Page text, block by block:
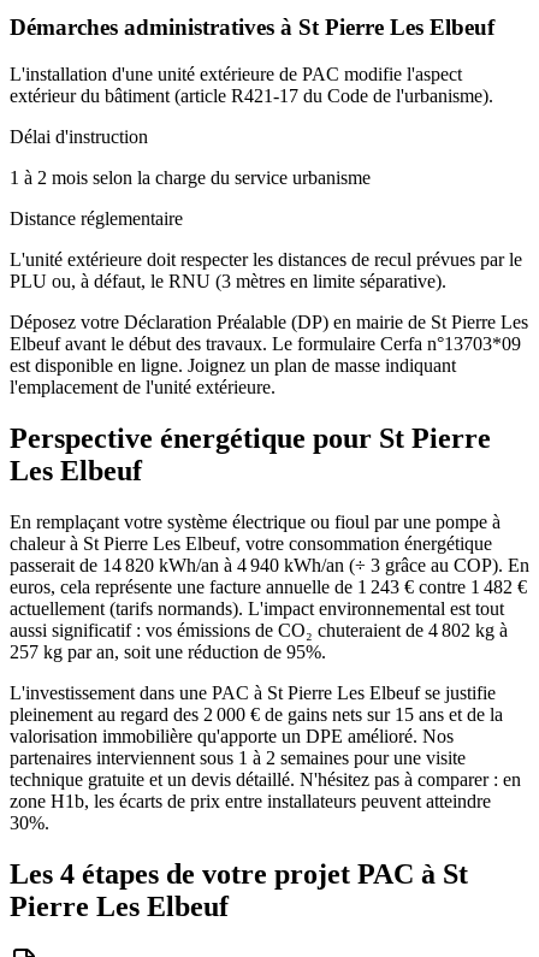
Démarches administratives à St Pierre Les Elbeuf
L'installation d'une unité extérieure de PAC modifie l'aspect
extérieur du bâtiment (article R421-17 du Code de l'urbanisme).
Délai d'instruction
1 à 2 mois selon la charge du service urbanisme
Distance réglementaire
L'unité extérieure doit respecter les distances de recul prévues par le
PLU ou, à défaut, le RNU (3 mètres en limite séparative).
Déposez votre Déclaration Préalable (DP) en mairie de St Pierre Les
Elbeuf avant le début des travaux. Le formulaire Cerfa n°13703*09
est disponible en ligne. Joignez un plan de masse indiquant
l'emplacement de l'unité extérieure.
Perspective énergétique pour St Pierre
Les Elbeuf
En remplaçant votre système électrique ou fioul par une pompe à
chaleur à St Pierre Les Elbeuf, votre consommation énergétique
passerait de 14 820 kWh/an à 4 940 kWh/an (÷ 3 grâce au COP). En
euros, cela représente une facture annuelle de 1 243 € contre 1 482 €
actuellement (tarifs normands). L'impact environnemental est tout
aussi significatif : vos émissions de CO₂ chuteraient de 4 802 kg à
257 kg par an, soit une réduction de 95%.
L'investissement dans une PAC à St Pierre Les Elbeuf se justifie
pleinement au regard des 2 000 € de gains nets sur 15 ans et de la
valorisation immobilière qu'apporte un DPE amélioré. Nos
partenaires interviennent sous 1 à 2 semaines pour une visite
technique gratuite et un devis détaillé. N'hésitez pas à comparer : en
zone H1b, les écarts de prix entre installateurs peuvent atteindre
30%.
Les 4 étapes de votre projet PAC à St
Pierre Les Elbeuf